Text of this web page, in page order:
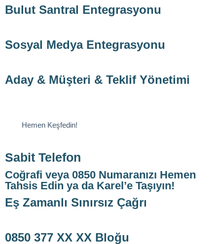
Bulut Santral Entegrasyonu
Sosyal Medya Entegrasyonu
Aday & Müşteri & Teklif Yönetimi
Hemen Keşfedin!
Sabit Telefon
Coğrafi veya 0850 Numaranızı Hemen
Tahsis Edin ya da Karel’e Taşıyın!
Eş Zamanlı Sınırsız Çağrı
0850 377 XX XX Bloğu